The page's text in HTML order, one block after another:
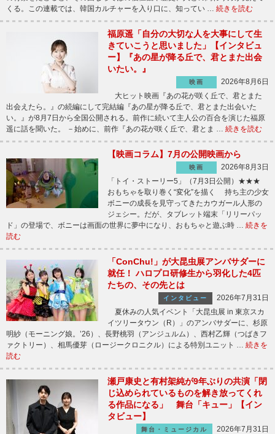
くる。この連載では、韓国カルチャーを入り口に、知ってい … 続きを読む
福原遥「自分の大切な人を大事にして生
きていこうと思いました」【インタビュ
ー】『あの星が降る丘で、君とまた出会
いたい。』
映画
2026年8月6日
大ヒット映画『あの花が咲く丘で、君とまた
出会えたら。』の続編にして完結編『あの星が降る丘で、君とまた出会いた
い。』が8月7日から全国公開される。前作に続いて主人公の百合を演じた福原
遥に話を聞いた。 －始めに、前作『あの花が咲く丘で、君とま … 続きを読む
【映画コラム】7月の公開映画から
映画
2026年8月3日
「トイ・ストーリー5」（7月3日公開）★★★
おもちゃを取り巻く“変化”を描く 持ち主の少女
ボニーの成長を見守ってきたカウガール人形の
ジェシー。だが、タブレット端末「リリーパッ
ド」の登場で、ボニーは画面の世界に夢中になり、おもちゃと遊ぶ時 … 続きを
読む
「ConChu!」が大昆虫展アンバサダーに
就任！ ハロプロ研修生から羽化した4匹
たちの、その先とは
インタビュー
2026年7月31日
夏休みの人気イベント「大昆虫展 in 東京スカ
イツリータウン（R）」のアンバサダーに、杉原
明紗（モーニング娘。’26）、長野桃羽（アンジュルム）、西村乙輝（つばきフ
ァクトリー）、相馬優芽（ロージークロニクル）による特別ユニット … 続きを
読む
瀬戸康史と有村架純が9年ぶりの共演「閉
じ込められているものを解き放ってくれ
る作品になる」 舞台「キュー」【イン
タビュー】
舞台・ミュージカル
2026年7月31日